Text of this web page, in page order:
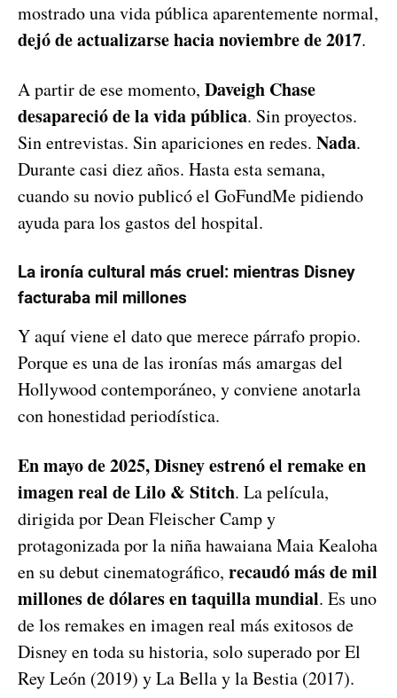
mostrado una vida pública aparentemente normal,
dejó de actualizarse hacia noviembre de 2017.
A partir de ese momento, Daveigh Chase
desapareció de la vida pública. Sin proyectos.
Sin entrevistas. Sin apariciones en redes. Nada.
Durante casi diez años. Hasta esta semana,
cuando su novio publicó el GoFundMe pidiendo
ayuda para los gastos del hospital.
La ironía cultural más cruel: mientras Disney
facturaba mil millones
Y aquí viene el dato que merece párrafo propio.
Porque es una de las ironías más amargas del
Hollywood contemporáneo, y conviene anotarla
con honestidad periodística.
En mayo de 2025, Disney estrenó el remake en
imagen real de Lilo & Stitch. La película,
dirigida por Dean Fleischer Camp y
protagonizada por la niña hawaiana Maia Kealoha
en su debut cinematográfico, recaudó más de mil
millones de dólares en taquilla mundial. Es uno
de los remakes en imagen real más exitosos de
Disney en toda su historia, solo superado por El
Rey León (2019) y La Bella y la Bestia (2017).